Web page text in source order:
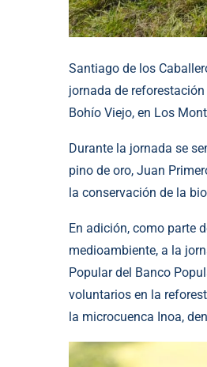
Santiago de los
jornada de
Bohío Viejo, en Los
Durante la jornada se
pino de oro, Juan
la conservación de la
En adición, como parte
medioambiente, a la
Popular del Banco
voluntarios en la
la microcuenca Inoa,